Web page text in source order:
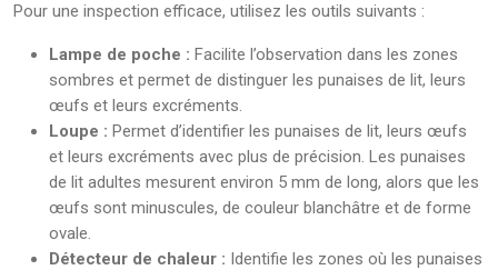
Pour une inspection efficace, utilisez les outils suivants :
Lampe de poche : Facilite l’observation dans les zones
sombres et permet de distinguer les punaises de lit, leurs
œufs et leurs excréments.
Loupe : Permet d’identifier les punaises de lit, leurs œufs
et leurs excréments avec plus de précision. Les punaises
de lit adultes mesurent environ 5 mm de long, alors que les
œufs sont minuscules, de couleur blanchâtre et de forme
ovale.
Détecteur de chaleur : Identifie les zones où les punaises